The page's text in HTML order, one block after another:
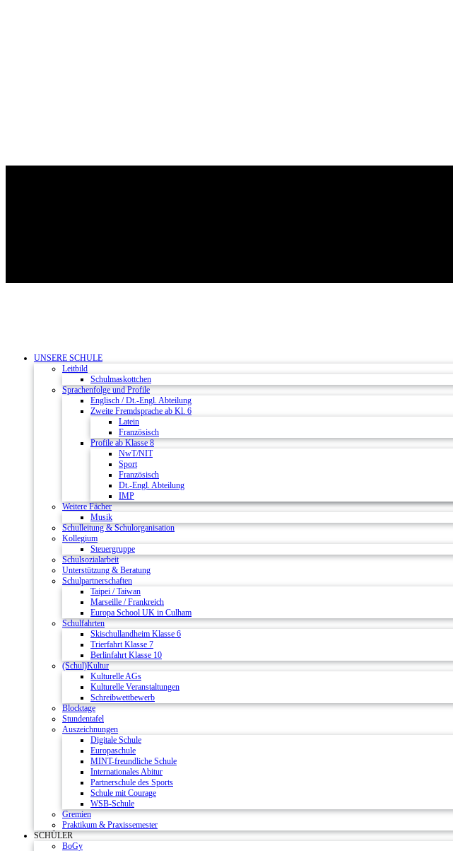
UNSERE SCHULE
Leitbild
Schulmaskottchen
Sprachenfolge und Profile
Englisch / Dt.-Engl. Abteilung
Zweite Fremdsprache ab Kl. 6
Latein
Französisch
Profile ab Klasse 8
NwT/NIT
Sport
Französisch
Dt.-Engl. Abteilung
IMP
Weitere Fächer
Musik
Schulleitung & Schulorganisation
Kollegium
Steuergruppe
Schulsozialarbeit
Unterstützung & Beratung
Schulpartnerschaften
Taipei / Taiwan
Marseille / Frankreich
Europa School UK in Culham
Schulfahrten
Skischullandheim Klasse 6
Trierfahrt Klasse 7
Berlinfahrt Klasse 10
(Schul)Kultur
Kulturelle AGs
Kulturelle Veranstaltungen
Schreibwettbewerb
Blocktage
Stundentafel
Auszeichnungen
Digitale Schule
Europaschule
MINT-freundliche Schule
Internationales Abitur
Partnerschule des Sports
Schule mit Courage
WSB-Schule
Gremien
Praktikum & Praxissemester
SCHÜLER
BoGy